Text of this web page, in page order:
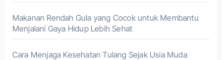
Makanan Rendah Gula yang Cocok untuk Membantu
Menjalani Gaya Hidup Lebih Sehat
Cara Menjaga Kesehatan Tulang Sejak Usia Muda